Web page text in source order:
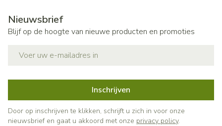
Nieuwsbrief
Blijf op de hoogte van nieuwe producten en promoties
Inschrijven
Door op inschrijven te klikken, schrijft u zich in voor onze
nieuwsbrief en gaat u akkoord met onze privacy policy.